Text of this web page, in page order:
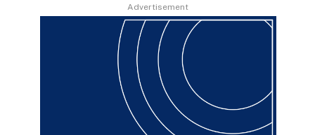
Advertisement